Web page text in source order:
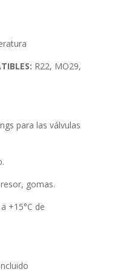
R22, MO29,
para las válvulas
gomas.
+15°C de